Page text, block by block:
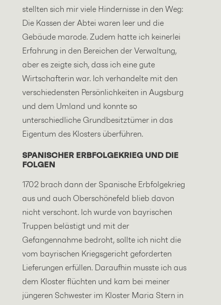
stellten sich mir viele Hindernisse in den Weg:
Die Kassen der Abtei waren leer und die
Gebäude marode. Zudem hatte ich keinerlei
Erfahrung in den Bereichen der Verwaltung,
aber es zeigte sich, dass ich eine gute
Wirtschafterin war. Ich verhandelte mit den
verschiedensten Persönlichkeiten in Augsburg
und dem Umland und konnte so
unterschiedliche Grundbesitztümer in das
Eigentum des Klosters überführen.
SPANISCHER ERBFOLGEKRIEG UND DIE
FOLGEN
1702 brach dann der Spanische Erbfolgekrieg
aus und auch Oberschönefeld blieb davon
nicht verschont. Ich wurde von bayrischen
Truppen belästigt und mit der
Gefangennahme bedroht, sollte ich nicht die
vom bayrischen Kriegsgericht geforderten
Lieferungen erfüllen. Daraufhin musste ich aus
dem Kloster flüchten und kam bei meiner
jüngeren Schwester im Kloster Maria Stern in